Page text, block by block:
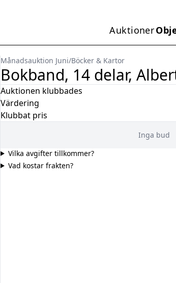
Huvudmeny
Auktioner
Månadsauktion Juni/Böcker & Kartor
Bokband, 14 delar,
Auktionen klubbades
Värdering
Klubbat pris
Inga bud
Vilka avgifter tillkommer?
Vad kostar frakten?